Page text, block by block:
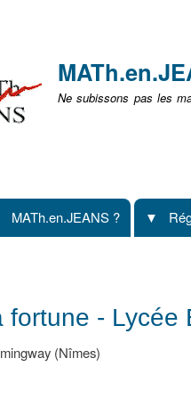
Ne subissons pas les
MATh.en.JEANS ?
fortune - Lycée
(Nîmes)